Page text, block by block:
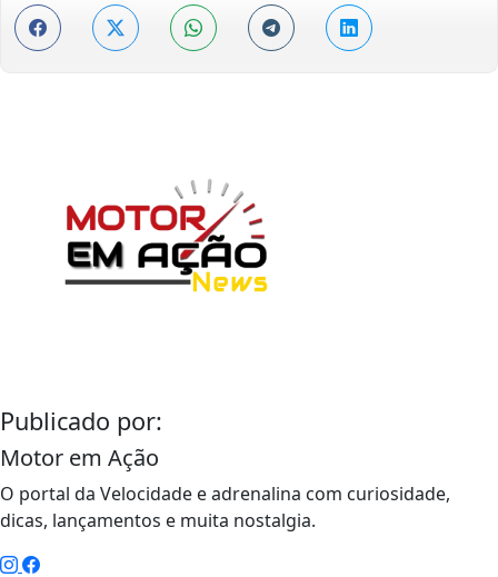
Publicado por:
Motor em Ação
O portal da Velocidade e adrenalina com curiosidade,
dicas, lançamentos e muita nostalgia.